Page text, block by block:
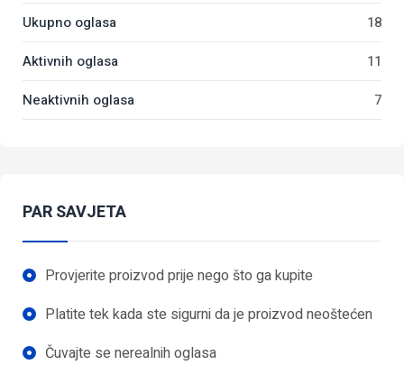
Ukupno oglasa
18
Aktivnih oglasa
11
Neaktivnih oglasa
7
PAR SAVJETA
Provjerite proizvod prije nego što ga kupite
Platite tek kada ste sigurni da je proizvod neoštećen
Čuvajte se nerealnih oglasa